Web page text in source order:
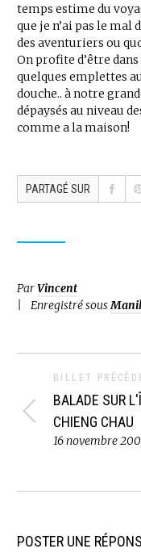
temps estime du
que je n’ai pas le mal
des aventuriers ou
On profite d’être
quelques emplettes
douche.. à notre
dépaysés au niveau
comme a la maison!
PARTAGÉ SUR
ParVincent
Enregistré sous
BILLET
BALADE SUR
CHIENG CHAU
16 novembre
POSTER UNE